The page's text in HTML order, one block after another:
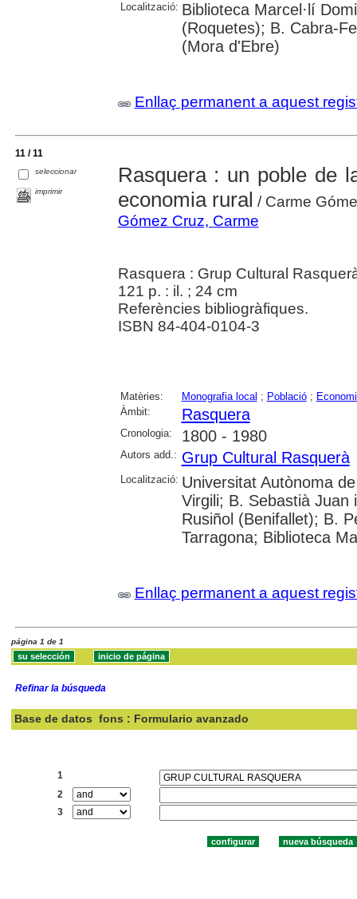
Localització: Biblioteca Marcel·lí
(Roquetes); B. Cabra-
(Mora d'Ebre)
Enllaç permanent a aquest
11 / 11
seleccionar
imprimir
Rasquera : un poble de
economia rural / Carme
Gómez Cruz, Carme
Rasquera : Grup Cultural
121 p. : il. ; 24 cm
Referències bibliogràfiques.
ISBN 84-404-0104-3
Matèries: Monografia local ; Població;
Àmbit:
Rasquera
Cronologia: 1800 - 1980
Autors add.: Grup Cultural Rasquerà
Localització: Universitat Autònoma
Virgili; B. Sebastià Juan
Rusiñol (Benifallet); B.
Tarragona; Biblioteca
Enllaç permanent a aquest
página 1 de 1
Refinar la búsqueda
Base de datos fons : Formulario avanzado
1
2
3